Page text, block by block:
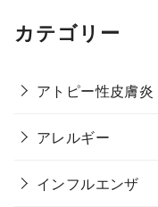
カテゴリー
アトピー性皮膚炎
アレルギー
インフルエンザ